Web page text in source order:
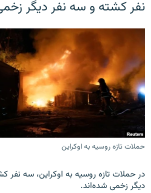
نفر کشته و سه نفر دیگر
حملات تازه روسیه به اوکراین
در حملات تازه روسیه به اوکراین، سه نفر
دیگر زخمی شده‌اند.